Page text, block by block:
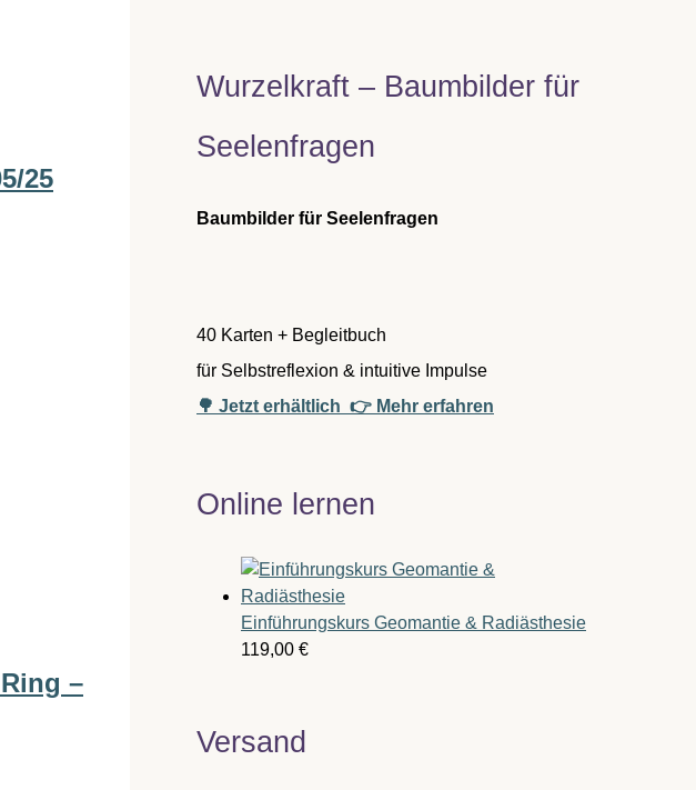
25
–
Wurzelkraft – Baumbilder für
Seelenfragen
Baumbilder für Seelenfragen
40 Karten + Begleitbuch
für Selbstreflexion & intuitive Impulse
🌳 Jetzt erhältlich 👉 Mehr erfahren
Online lernen
Einführungskurs Geomantie & Radiästhesie
119,00 €
Versand